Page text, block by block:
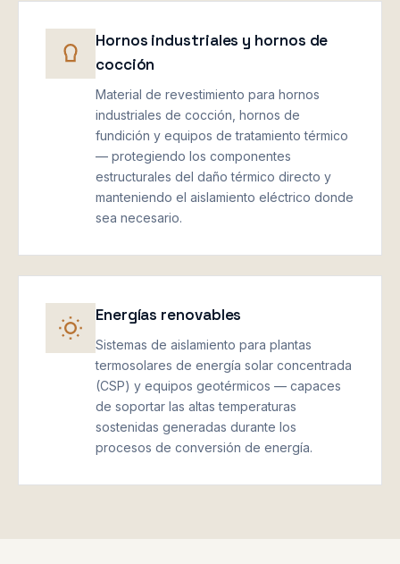
Hornos industriales y hornos de
cocción
Material de revestimiento para hornos
industriales de cocción, hornos de
fundición y equipos de tratamiento térmico
— protegiendo los componentes
estructurales del daño térmico directo y
manteniendo el aislamiento eléctrico donde
sea necesario.
Energías renovables
Sistemas de aislamiento para plantas
termosolares de energía solar concentrada
(CSP) y equipos geotérmicos — capaces
de soportar las altas temperaturas
sostenidas generadas durante los
procesos de conversión de energía.